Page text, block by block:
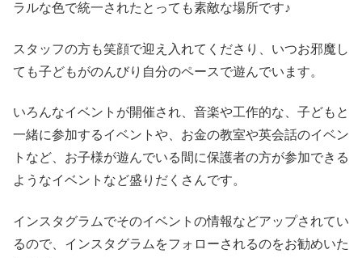
ラルな色で統一されたとっても素敵な場所です♪
スタッフの方も笑顔で迎え入れてくださり、いつお邪魔し
ても子どもがのんびり自分のペースで遊んでいます。
いろんなイベントが開催され、音楽や工作的な、子どもと
一緒に参加するイベントや、お金の教室や英会話のイベン
トなど、お子様が遊んでいる間に保護者の方が参加できる
ようなイベントなど盛りだくさんです。
インスタグラムでそのイベントの情報などアップされてい
るので、インスタグラムをフォローされるのをお勧めいた